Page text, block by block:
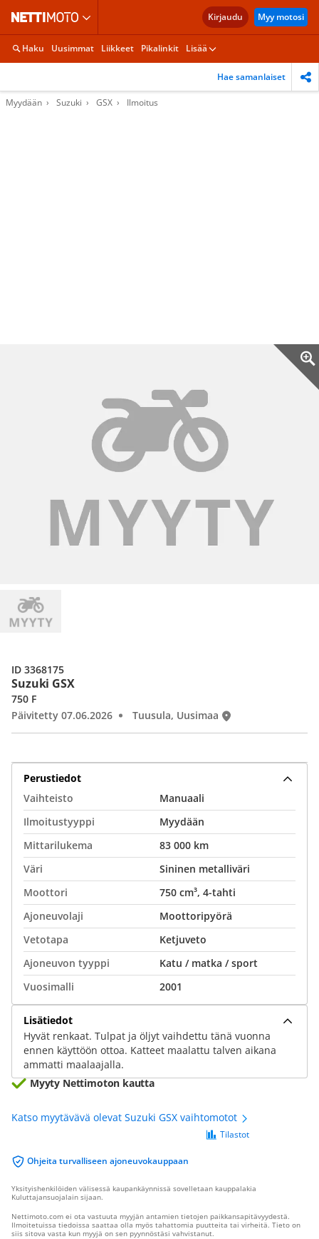
Kirjaudu Myy motosi
Haku Uusimmat Liikkeet Pikalinkit Lisää
Hae samanlaiset
Myydään Suzuki GSX Ilmoitus
Suzuki GSX
750 F
Päivitetty 07.06.2026
Tuusula, Uusimaa
ID 3368175
Perustiedot
Vaihteisto
Manuaali
Ilmoitustyyppi
Myydään
Mittarilukema
83 000 km
Väri
Sininen metalliväri
Moottori
750 cm³, 4-tahti
Ajoneuvolaji
Moottoripyörä
Vetotapa
Ketjuveto
Ajoneuvon tyyppi
Katu / matka / sport
Vuosimalli
2001
Lisätiedot
Hyvät renkaat. Tulpat ja öljyt vaihdettu tänä vuonna
ennen käyttöön ottoa. Katteet maalattu talven aikana
ammatti maalaajalla.
Myyty Nettimoton kautta
Katso myytävävä olevat Suzuki GSX vaihtomotot
Ohjeita turvalliseen ajoneuvokauppaan
Tilastot
Yksityishenkilöiden välisessä kaupankäynnissä sovelletaan kauppalakia
Kuluttajansuojalain sijaan.
Nettimoto.com ei ota vastuuta myyjän antamien tietojen paikkansapitävyydestä.
Ilmoitetuissa tiedoissa saattaa olla myös tahattomia puutteita tai virheitä. Tieto on
siis sitova vasta kun myyjä on sen pyynnöstäsi vahvistanut.